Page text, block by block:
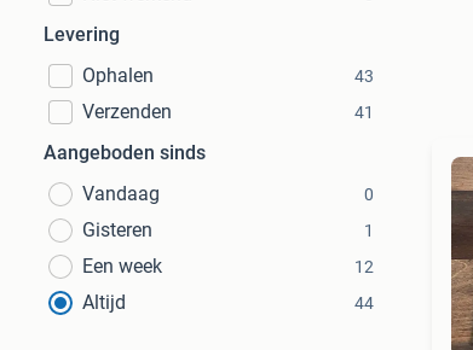
Levering
Ophalen
43
Verzenden 41
Aangeboden sinds
Vandaag
0
Gisteren 1
Een week 12
Altijd 44